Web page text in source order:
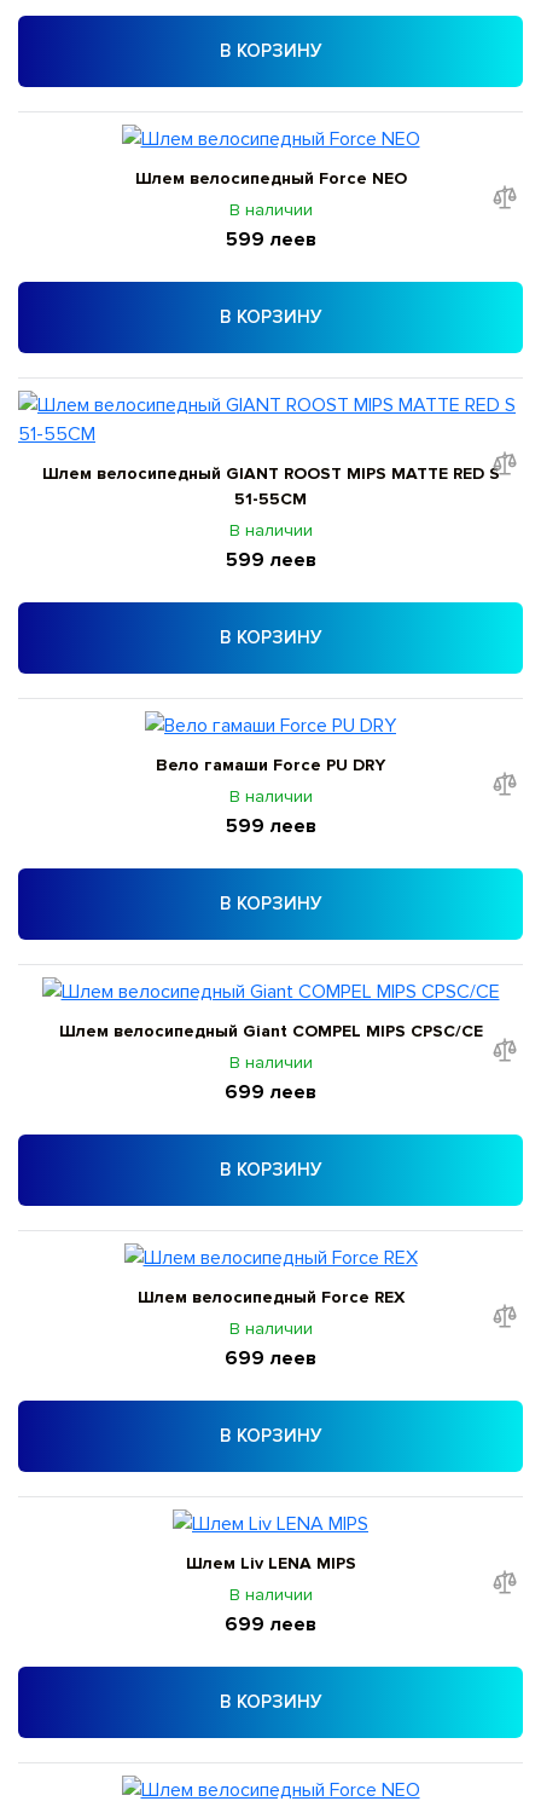
В КОРЗИНУ
Шлем велосипедный Force NEO
В наличии
599 леев
В КОРЗИНУ
Шлем велосипедный GIANT ROOST MIPS MATTE RED S
51-55CM
В наличии
599 леев
В КОРЗИНУ
Вело гамаши Force PU DRY
В наличии
599 леев
В КОРЗИНУ
Шлем велосипедный Giant COMPEL MIPS CPSC/CE
В наличии
699 леев
В КОРЗИНУ
Шлем велосипедный Force REX
В наличии
699 леев
В КОРЗИНУ
Шлем Liv LENA MIPS
В наличии
699 леев
В КОРЗИНУ